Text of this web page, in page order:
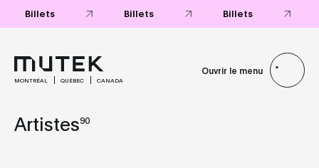
Billets Billets Billets
MONTRÉAL QUÉBEC CANADA
Ouvrir le menu
Artistes90